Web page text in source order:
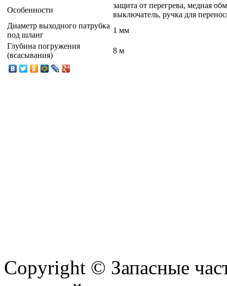
Особенности
защита от перегрева, медная
выключатель, ручка для
Диаметр выходного патрубка
под шланг
1 мм
Глубина погружения
(всасывания)
8 м
Copyright © Запасные